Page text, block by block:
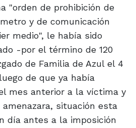
"orden de prohibición de
y de comunicación
medio", le había sido
-por el término de 120
de Familia de Azul el 4
de que ya había
mes anterior a la víctima y
situación esta
día antes a la imposición